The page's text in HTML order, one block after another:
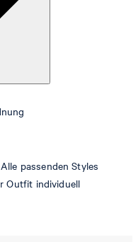
passenden Styles
Outfit individuell